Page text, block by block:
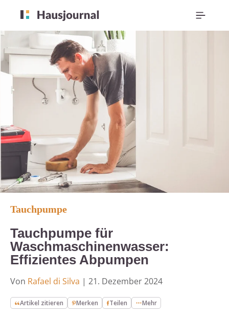
Tauchpumpe
Tauchpumpe für
Waschmaschinenwasser:
Effizientes Abpumpen
Von Rafael di Silva | 21. Dezember 2024
Artikel zitieren Merken Teilen Mehr